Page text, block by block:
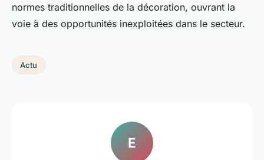
normes traditionnelles de la décoration, ouvrant la
voie à des opportunités inexploitées dans le secteur.
Actu
E